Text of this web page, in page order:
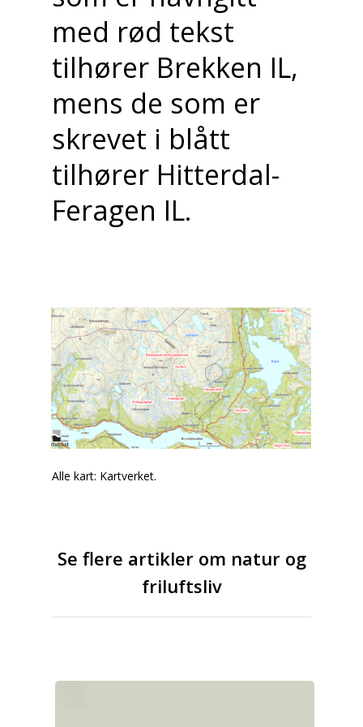
med rød tekst
tilhører Brekken IL,
mens de som er
skrevet i blått
tilhører Hitterdal-
Feragen IL.
Alle kart: Kartverket.
Se flere artikler om natur og
friluftsliv